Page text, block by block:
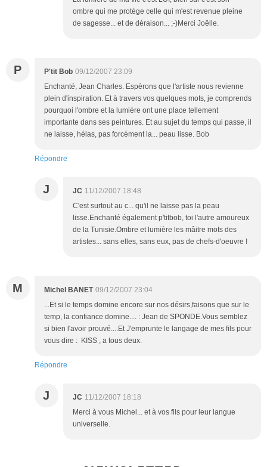
ombre qui me protège celle qui m'est revenue pleine
de sagesse... et de déraison... ;-)Merci Joëlle.
P P'tit Bob 09/12/2007 23:09
Enchanté, Jean Charles. Espèrons que l'artiste nous revienne
plein d'inspiration. Et à travers vos quelques mots, je comprends
pourquoi l'ombre et la lumière ont une place tellement
importante dans ses peintures. Et au sujet du temps qui passe, il
ne laisse, hélas, pas forcément la... peau lisse. Bob
Répondre
J JC 11/12/2007 18:48
C'est surtout au c... qu'il ne laisse pas la peau
lisse.Enchanté également p'titbob, toi l'autre amoureux
de la Tunisie.Ombre et lumière les mâitre mots des
artistes... sans elles, sans eux, pas de chefs-d'oeuvre !
M Michel BANET 09/12/2007 23:04
...Et si le temps domine encore sur nos désirs,faisons que sur le
temp, la confiance domine.... : Jean de SPONDE.Vous semblez
si bien l'avoir prouvé....Et J'emprunte le langage de mes fils pour
vous dire : KISS , a tous deux.
Répondre
J JC 11/12/2007 18:18
Merci à vous Michel... et à vos fils pour leur langue
universelle.